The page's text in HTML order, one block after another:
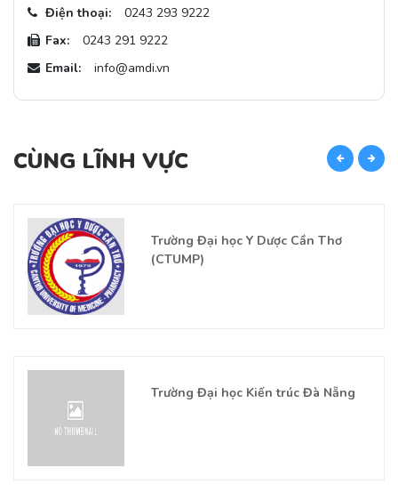
Điện thoại:
0243 293 9222
Fax:
0243 291 9222
Email:
info@amdi.vn
CÙNG LĨNH VỰC
Trường Đại học Y Dược Cần Thơ
(CTUMP)
Trường Đại học Kiến trúc Đà Nẵng